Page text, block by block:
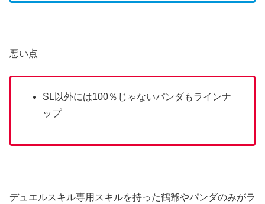
悪い点
SL以外には100％じゃないパンダもラインナ
ップ
デュエルスキル専用スキルを持った鶴爺やパンダのみがラ